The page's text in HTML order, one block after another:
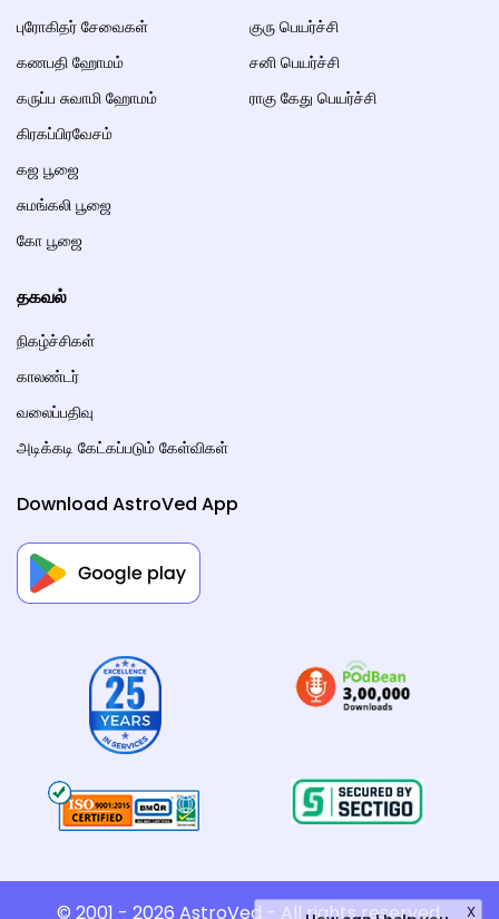
புரோகிதர் சேவைகள்
கணபதி ஹோமம்
கருப்ப சுவாமி ஹோமம்
கிரகப்பிரவேசம்
கஜ பூஜை
சுமங்கலி பூஜை
கோ பூஜை
குரு பெயர்ச்சி
சனி பெயர்ச்சி
ராகு கேது பெயர்ச்சி
தகவல்
நிகழ்ச்சிகள்
காலண்டர்
வலைப்பதிவு
அடிக்கடி கேட்கப்படும் கேள்விகள்
Download AstroVed App
© 2001 - 2026 AstroVed - All rights reserved.